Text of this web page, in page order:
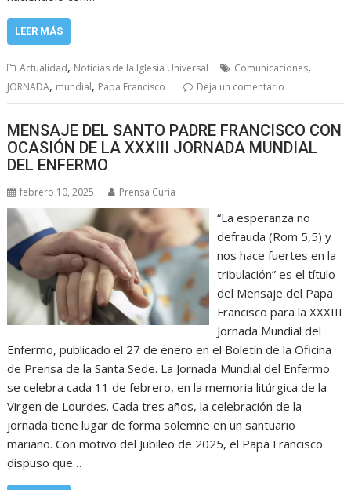
LEER MÁS
Actualidad, Noticias de la Iglesia Universal Comunicaciones,
JORNADA, mundial, Papa Francisco Deja un comentario
MENSAJE DEL SANTO PADRE FRANCISCO CON
OCASIÓN DE LA XXXIII JORNADA MUNDIAL
DEL ENFERMO
febrero 10, 2025 Prensa Curia
“La esperanza no
defrauda (Rom 5,5) y
nos hace fuertes en la
tribulación” es el título
del Mensaje del Papa
Francisco para la XXXIII
Jornada Mundial del
Enfermo, publicado el 27 de enero en el Boletín de la Oficina
de Prensa de la Santa Sede. La Jornada Mundial del Enfermo
se celebra cada 11 de febrero, en la memoria litúrgica de la
Virgen de Lourdes. Cada tres años, la celebración de la
jornada tiene lugar de forma solemne en un santuario
mariano. Con motivo del Jubileo de 2025, el Papa Francisco
dispuso que…